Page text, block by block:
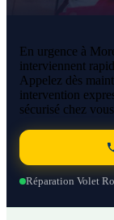
En urgence à
interviennent
Appelez dès
intervention
sécurisé chez
Réparation Volet